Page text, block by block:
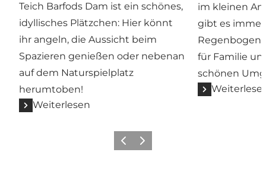
Teich Barfods Dam ist ein schönes,
idyllisches Plätzchen: Hier könnt
ihr angeln, die Aussicht beim
Spazieren genießen oder nebenan
auf dem Naturspielplatz
herumtoben!
Weiterlesen
im kleinen
gibt es
für Familie
schönen
Vorherige Folie
Nächste Folie